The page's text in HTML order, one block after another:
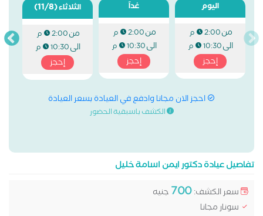
اليوم
من2:00 م
الى10:30 م
إحجز
غداً
من2:00 م
الى10:30 م
إحجز
الثلاثاء(11/8)
من2:00 م
الى10:30 م
إحجز
احجز الان مجانا وادفع في العيادة بسعر العيادة
الكشف باسبقية الحضور
تفاصيل عيادة دكتور ايمن اسامة خليل
سعر الكشف:700 جنيه
سونار مجانا